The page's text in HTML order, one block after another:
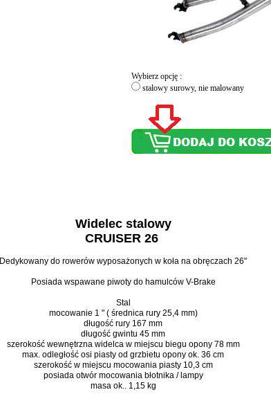
Wybierz opcję :
stalowy surowy, nie malowany
Widelec stalowy
CRUISER 26
Dedykowany do rowerów wyposażonych w koła na obręczach 26"
Posiada wspawane piwoty do hamulców V-Brake
Stal
mocowanie 1 " ( średnica rury 25,4 mm)
długość rury 167 mm
długość gwintu 45 mm
szerokość wewnętrzna widelca w miejscu biegu opony 78 mm
max. odległość osi piasty od grzbietu opony ok. 36 cm
szerokość w miejscu mocowania piasty 10,3 cm
posiada otwór mocowania błotnika / lampy
masa ok.. 1,15 kg